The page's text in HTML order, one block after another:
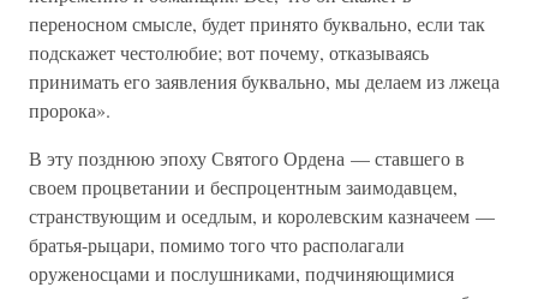
переносном смысле, будет принято буквально, если так
подскажет честолюбие; вот почему, отказываясь
принимать его заявления буквально, мы делаем из лжеца
пророка».
В эту позднюю эпоху Святого Ордена — ставшего в
своем процветании и беспроцентным заимодавцем,
странствующим и оседлым, и королевским казначеем —
братья-рыцари, помимо того что располагали
оруженосцами и послушниками, подчиняющимися